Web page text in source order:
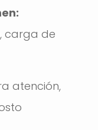
carga de
atención,